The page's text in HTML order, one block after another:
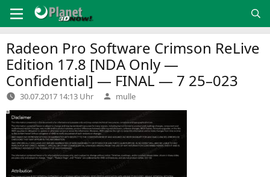
Inhalt
springen
Radeon Pro Software Crimson ReLive
Edition 17.8 [NDAOnly —
Confidential] — FINAL— 7 25–023
30.07.2017 14:13 Uhr Verfasst
von
mulle